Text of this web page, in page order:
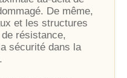
De même,
et les structures
résistance,
sécurité dans la